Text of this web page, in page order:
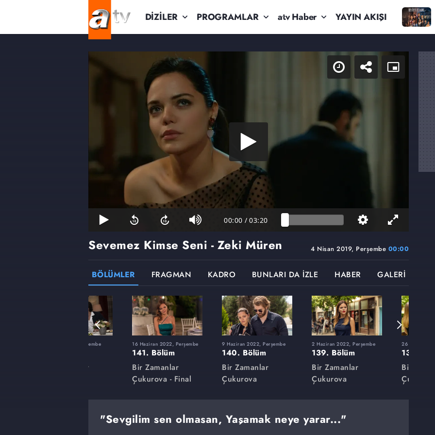
DİZİLER PROGRAMLAR atv Haber YAYIN AKIŞI
00:00 / 03:20
4 Nisan 2019, Perşembe 00:00
Sevemez Kimse Seni - Zeki Müren
BÖLÜMLER FRAGMAN KADRO BUNLARI DA İZLE HABER GALERİ
10 Mart 2022, Perşembe
Bir Zamanlar
16 Haziran 2022, Perşembe
141. Bölüm
Bir Zamanlar
Çukurova - Final
9 Haziran 2022, Perşembe
140. Bölüm
Bir Zamanlar
Çukurova
2 Haziran 2022, Perşembe
139. Bölüm
Bir Zamanlar
Çukurova
26 Mayıs
138.
Bir
Çukurova
"Sevgilim sen olmasan, Yaşamak neye yarar..."